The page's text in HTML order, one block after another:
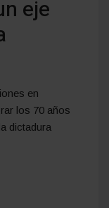
eje
en
los 70 años
dictadura